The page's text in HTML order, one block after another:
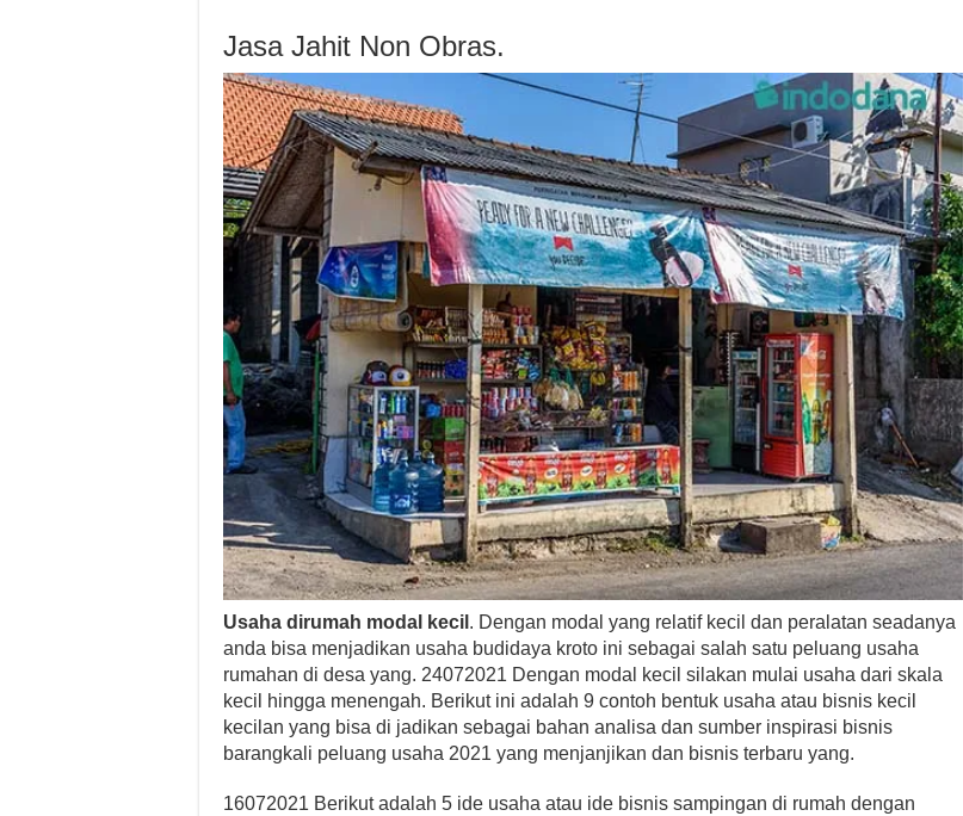
Jasa Jahit Non Obras.
Usaha dirumah modal kecil . Dengan modal yang relatif kecil dan peralatan seadanya
anda bisa menjadikan usaha budidaya kroto ini sebagai salah satu peluang usaha
rumahan di desa yang. 24072021 Dengan modal kecil silakan mulai usaha dari skala
kecil hingga menengah. Berikut ini adalah 9 contoh bentuk usaha atau bisnis kecil
kecilan yang bisa di jadikan sebagai bahan analisa dan sumber inspirasi bisnis
barangkali peluang usaha 2021 yang menjanjikan dan bisnis terbaru yang.
16072021 Berikut adalah 5 ide usaha atau ide bisnis sampingan di rumah dengan